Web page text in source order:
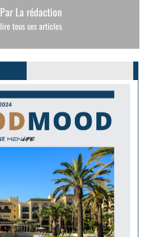
Par La rédaction
lire tous ses articles
PLUS D'INFOS